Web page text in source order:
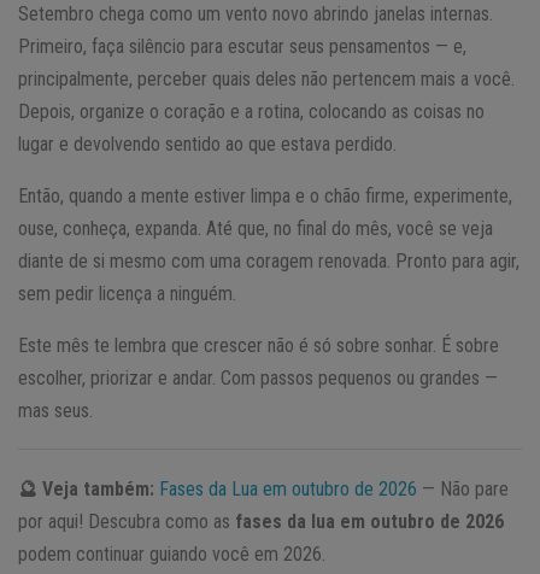
Setembro chega como um vento novo abrindo janelas internas.
Primeiro, faça silêncio para escutar seus pensamentos — e,
principalmente, perceber quais deles não pertencem mais a você.
Depois, organize o coração e a rotina, colocando as coisas no
lugar e devolvendo sentido ao que estava perdido.
Então, quando a mente estiver limpa e o chão firme, experimente,
ouse, conheça, expanda. Até que, no final do mês, você se veja
diante de si mesmo com uma coragem renovada. Pronto para agir,
sem pedir licença a ninguém.
Este mês te lembra que crescer não é só sobre sonhar. É sobre
escolher, priorizar e andar. Com passos pequenos ou grandes —
mas seus.
🔮 Veja também: Fases da Lua em outubro de 2026 — Não pare
por aqui! Descubra como as fases da lua em outubro de 2026
podem continuar guiando você em 2026.